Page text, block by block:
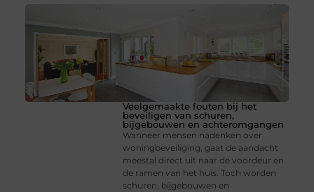
Veelgemaakte fouten bij het
beveiligen van schuren,
bijgebouwen en achteromgangen
Wanneer mensen nadenken over
woningbeveiliging, gaat de aandacht
meestal direct uit naar de voordeur en
de ramen van het huis. Toch worden
schuren, bijgebouwen en